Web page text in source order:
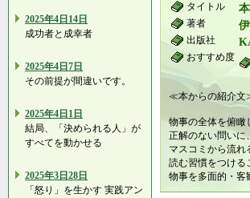
2025年4日14日
成功者と成幸者
2025年4日7日
その前提が間違いです。
2025年4日1日
結局、「決められる人」が
すべてを動かせる
2025年3日28日
「怒り」を生かす 実践アン
タイトル
著者
出版社
おすすめ度
≪本からの紹介
物事の全体を俯瞰
正解のない問いに
マスコミから流れ
読む習慣をつける
物事を多面的・客